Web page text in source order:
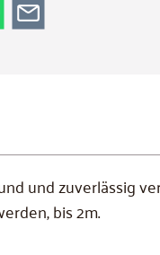
und zuverlässig
bis 2m.